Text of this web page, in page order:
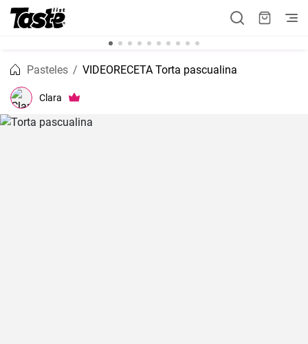
Pasteles VIDEORECETA Torta pascualina
Clara